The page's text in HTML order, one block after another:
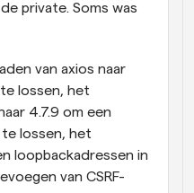
private. Soms was
van axios naar
te lossen, het
4.7.9 om een
lossen, het
loopbackadressen in
van CSRF-